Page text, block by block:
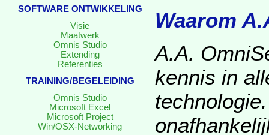
SOFTWARE ONTWIKKELING
Visie
Maatwerk
Omnis Studio
Extending
Referenties
TRAINING/BEGELEIDING
Omnis Studio
Microsoft Excel
Microsoft Project
Win/OSX-Networking
Waarom
A.A.
kennis in